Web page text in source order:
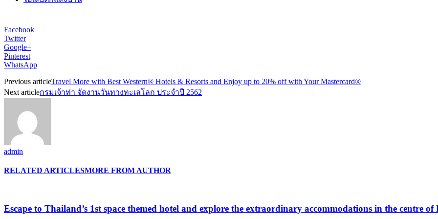
Facebook
Twitter
Google+
Pinterest
WhatsApp
Previous articleTravel More with Best Western® Hotels & Resorts and Enjoy up to 20% off with Your Mastercard®
Next articleกรมเจ้าท่า จัดงานวันทางทะเลโลก ประจำปี 2562
admin
RELATED ARTICLESMORE FROM AUTHOR
Escape to Thailand’s 1st space themed hotel and explore the extraordinary accommodations in the centre of